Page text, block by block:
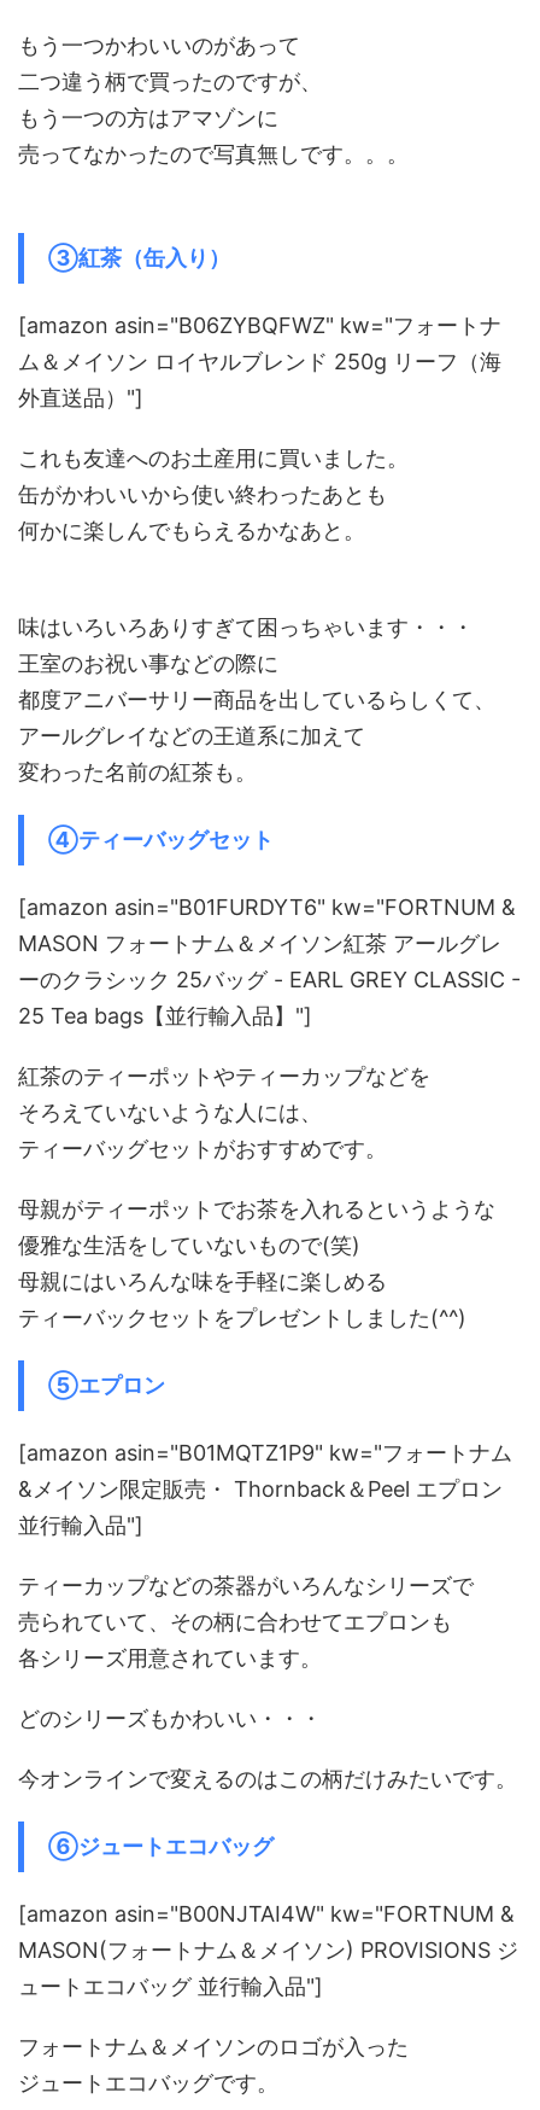
もう一つかわいいのがあって
二つ違う柄で買ったのですが、
もう一つの方はアマゾンに
売ってなかったので写真無しです。。。
③紅茶（缶入り）
[amazon asin="B06ZYBQFWZ" kw="フォートナ
ム＆メイソン ロイヤルブレンド 250g リーフ（海
外直送品）"]
これも友達へのお土産用に買いました。
缶がかわいいから使い終わったあとも
何かに楽しんでもらえるかなあと。
味はいろいろありすぎて困っちゃいます・・・
王室のお祝い事などの際に
都度アニバーサリー商品を出しているらしくて、
アールグレイなどの王道系に加えて
変わった名前の紅茶も。
④ティーバッグセット
[amazon asin="B01FURDYT6" kw="FORTNUM &
MASON フォートナム＆メイソン紅茶 アールグレ
ーのクラシック 25バッグ - EARL GREY CLASSIC -
25 Tea bags【並行輸入品】"]
紅茶のティーポットやティーカップなどを
そろえていないような人には、
ティーバッグセットがおすすめです。
母親がティーポットでお茶を入れるというような
優雅な生活をしていないもので(笑)
母親にはいろんな味を手軽に楽しめる
ティーバックセットをプレゼントしました(^^)
⑤エプロン
[amazon asin="B01MQTZ1P9" kw="フォートナム
&メイソン限定販売・ Thornback＆Peel エプロン
並行輸入品"]
ティーカップなどの茶器がいろんなシリーズで
売られていて、その柄に合わせてエプロンも
各シリーズ用意されています。
どのシリーズもかわいい・・・
今オンラインで変えるのはこの柄だけみたいです。
⑥ジュートエコバッグ
[amazon asin="B00NJTAI4W" kw="FORTNUM &
MASON(フォートナム＆メイソン) PROVISIONS ジ
ュートエコバッグ 並行輸入品"]
フォートナム＆メイソンのロゴが入った
ジュートエコバッグです。